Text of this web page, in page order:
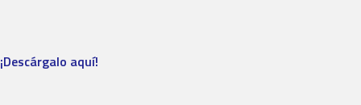
¡Descárgalo aquí!